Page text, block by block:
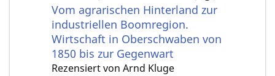
Vom agrarischen Hinterland zur
industriellen Boomregion.
Wirtschaft in Oberschwaben von
1850 bis zur Gegenwart
Rezensiert von Arnd Kluge